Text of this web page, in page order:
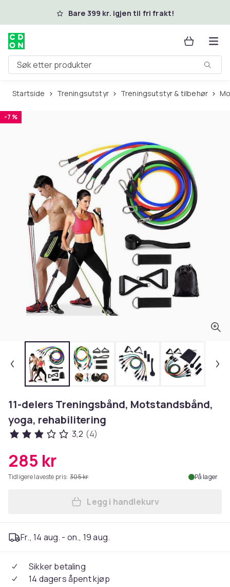
Hopp til hovedinnholdBare 399 kr. igjen til fri frakt!
Søk etter produkter
Startside Treningsutstyr Treningsutstyr & tilbehør
-7 %
11-delers Treningsbånd, Motstandsbånd,
yoga, rehabilitering
3,2 (4)
285 kr
Tidligere laveste pris: 305 kr På lager
Legg 11-delers
Legg i handlekurv
Fr., 14 aug. - on., 19 aug.
Sikker betaling
14 dagers åpent kjøp